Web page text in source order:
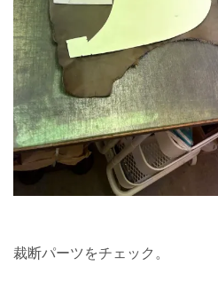
裁断パーツをチェック。